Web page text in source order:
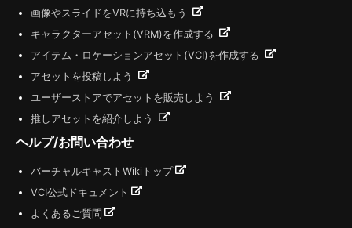
画像やスライドをVRに持ち込もう
キャラクターアセット(VRM)を作成する
アイテム・ロケーションアセット(VCI)を作成する
アセットを投稿しよう
ユーザーストアでアセットを販売しよう
推しアセットを紹介しよう
ヘルプ/お問い合わせ
バーチャルキャストWikiトップ
VCI公式ドキュメント
よくあるご質問